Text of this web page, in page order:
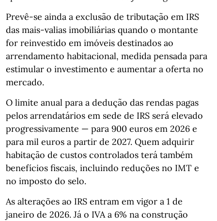
Prevê-se ainda a exclusão de tributação em IRS
das mais‑valias imobiliárias quando o montante
for reinvestido em imóveis destinados ao
arrendamento habitacional, medida pensada para
estimular o investimento e aumentar a oferta no
mercado.
O limite anual para a dedução das rendas pagas
pelos arrendatários em sede de IRS será elevado
progressivamente — para 900 euros em 2026 e
para mil euros a partir de 2027. Quem adquirir
habitação de custos controlados terá também
benefícios fiscais, incluindo reduções no IMT e
no imposto do selo.
As alterações ao IRS entram em vigor a 1 de
janeiro de 2026. Já o IVA a 6% na construção